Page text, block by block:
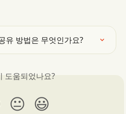
유 방법은 무엇인가요?
도움되었나요?
😐 😃